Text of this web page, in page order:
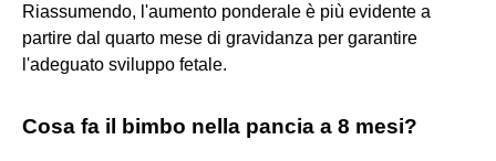
Riassumendo, l'aumento ponderale è più evidente a
partire dal quarto mese di gravidanza per garantire
l'adeguato sviluppo fetale.
Cosa fa il bimbo nella pancia a 8 mesi?